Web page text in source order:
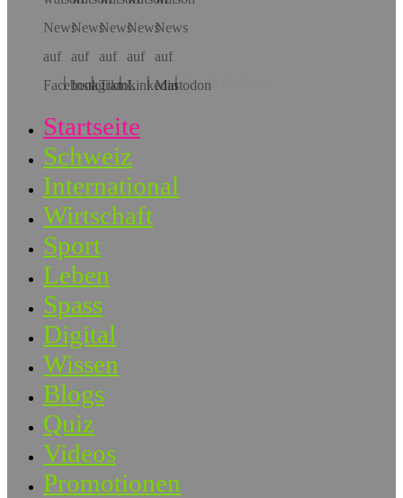
Hol dir die App!
Startseite
Schweiz
International
Wirtschaft
Sport
Leben
Spass
Digital
Wissen
Blogs
Quiz
Videos
Promotionen